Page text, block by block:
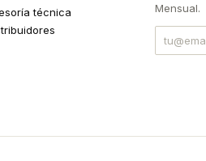
técnica
Mensual.